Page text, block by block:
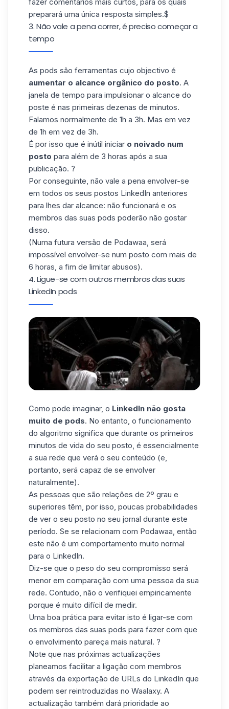
preparará uma única resposta simples.$
3. Não vale a pena correr, é preciso começar a
tempo
As pods são ferramentas cujo objectivo é
aumentar o alcance orgânico do posto. A
janela de tempo para impulsionar o alcance do
poste é nas primeiras dezenas de minutos.
Falamos normalmente de 1h a 3h. Mas em vez
de 1h em vez de 3h.
É por isso que é inútil iniciar o noivado num
posto para além de 3 horas após a sua
publicação. ?
Por conseguinte, não vale a pena envolver-se
em todos os seus postos LinkedIn anteriores
para lhes dar alcance: não funcionará e os
membros das suas pods poderão não gostar
disso.
(Numa futura versão de Podawaa, será
impossível envolver-se num posto com mais de
6 horas, a fim de limitar abusos).
4. Ligue-se com outros membros das suas
LinkedIn pods
Como pode imaginar, o LinkedIn não gosta
muito de pods. No entanto, o funcionamento
do algoritmo significa que durante os primeiros
minutos de vida do seu posto, é essencialmente
a sua rede que verá o seu conteúdo (e,
portanto, será capaz de se envolver
naturalmente).
As pessoas que são relações de 2º grau e
superiores têm, por isso, poucas probabilidades
de ver o seu posto no seu jornal durante este
período. Se se relacionam com Podawaa, então
este não é um comportamento muito normal
para o LinkedIn.
Diz-se que o peso do seu compromisso será
menor em comparação com uma pessoa da sua
rede. Contudo, não o verifiquei empiricamente
porque é muito difícil de medir.
Uma boa prática para evitar isto é ligar-se com
os membros das suas pods para fazer com que
o envolvimento pareça mais natural. ?
Note que nas próximas actualizações
planeamos facilitar a ligação com membros
através da exportação de URLs do LinkedIn que
podem ser reintroduzidas no Waalaxy. A
actualização também dará prioridade ao